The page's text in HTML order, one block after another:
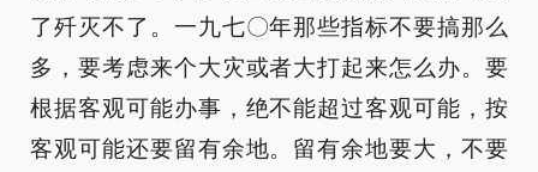
了歼灭不了。一九七〇年那些指标不要搞那么
多，要考虑来个大灾或者大打起来怎么办。要
根据客观可能办事，绝不能超过客观可能，按
客观可能还要留有余地。留有余地要大，不要